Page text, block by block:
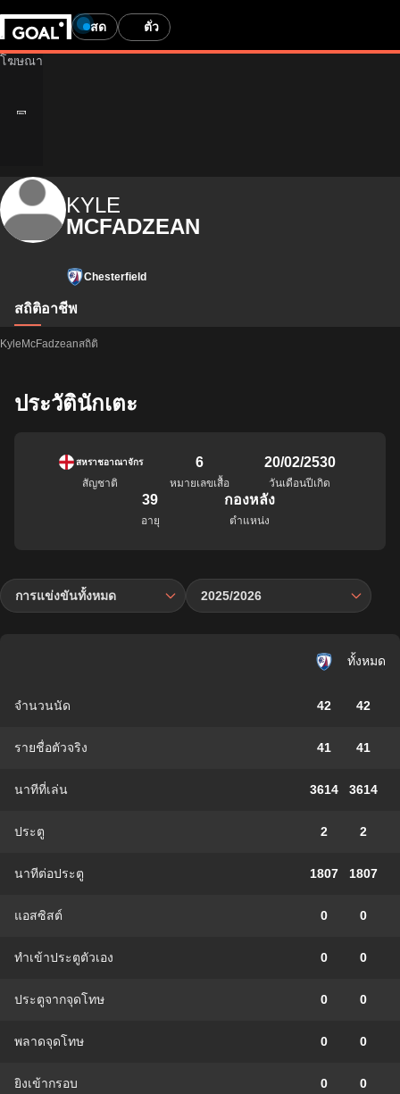
สด ตั๋ว
KYLE
MCFADZEAN
Chesterfield
สถิติอาชีพ
KyleMcFadzeanสถิติ
ประวัตินักเตะ
สหราชอาณาจักร
สัญชาติ
6
หมายเลขเสื้อ
20/02/2530
วันเดือนปีเกิด
39
อายุ
กองหลัง
ตำแหน่ง
การแข่งขันทั้งหมด 2025/2026
ทั้งหมด
จำนวนนัด 42 42
รายชื่อตัวจริง 41 41
นาทีที่เล่น 3614 3614
ประตู 2 2
นาทีต่อประตู 1807 1807
แอสซิสต์ 0 0
ทําเข้าประตูตัวเอง 0 0
ประตูจากจุดโทษ 0 0
พลาดจุดโทษ 0 0
ยิงเข้ากรอบ 0 0